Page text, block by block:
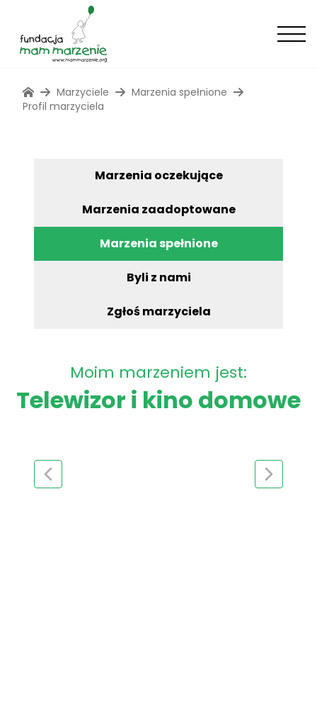
Marzyciele
Marzenia spełnione
Profil marzyciela
Marzenia oczekujące
Marzenia zaadoptowane
Marzenia spełnione
Byli z nami
Zgłoś marzyciela
Moim marzeniem jest:
Telewizor i kino domowe